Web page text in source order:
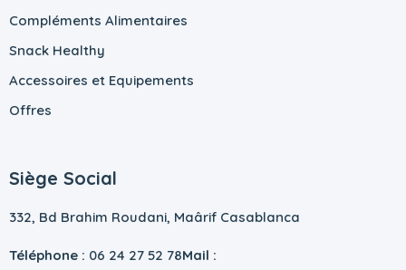
Compléments Alimentaires
Snack Healthy
Accessoires et Equipements
Offres
Siège Social
332, Bd Brahim Roudani, Maârif Casablanca
Téléphone : 06 24 27 52 78Mail :